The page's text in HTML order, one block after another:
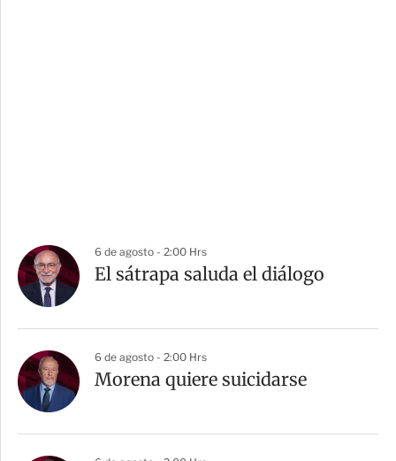
6 de agosto - 2:00 Hrs
El sátrapa saluda el diálogo
6 de agosto - 2:00 Hrs
Morena quiere suicidarse